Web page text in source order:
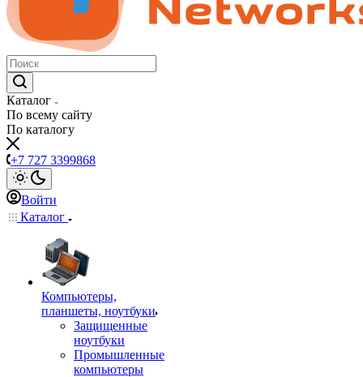
Каталог
По всему сайту
По каталогу
+7 727 3399868
Войти
Каталог
Компьютеры,
планшеты, ноутбуки
Защищенные
ноутбуки
Промышленные
компьютеры